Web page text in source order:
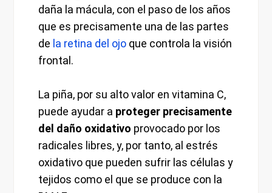
daña la mácula, con el paso de los años
que es precisamente una de las partes
de la retina del ojo que controla la visión
frontal.
La piña, por su alto valor en vitamina C,
puede ayudar a proteger precisamente
del daño oxidativo provocado por los
radicales libres, y, por tanto, al estrés
oxidativo que pueden sufrir las células y
tejidos como el que se produce con la